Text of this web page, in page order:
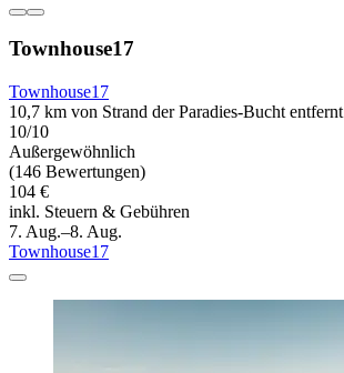
Townhouse17
Townhouse17
10,7 km von Strand der Paradies-Bucht entfernt
10/10
Außergewöhnlich
(146 Bewertungen)
104 €
inkl. Steuern & Gebühren
7. Aug.–8. Aug.
Townhouse17